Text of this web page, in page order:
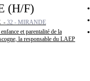
(H/F)
- 32 - MIRANDE
et parentalité de la
la responsable du LAEP